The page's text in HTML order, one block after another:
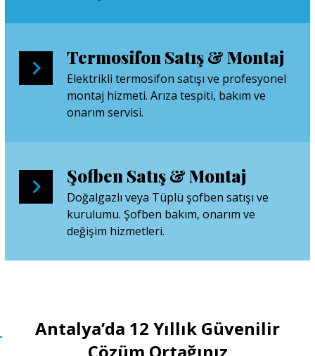
Termosifon Satış & Montaj
Elektrikli termosifon satışı ve profesyonel
montaj hizmeti. Arıza tespiti, bakım ve
onarım servisi.
Şofben Satış & Montaj
Doğalgazlı veya Tüplü şofben satışı ve
kurulumu. Şofben bakım, onarım ve
değişim hizmetleri.
Antalya’da 12 Yıllık Güvenilir